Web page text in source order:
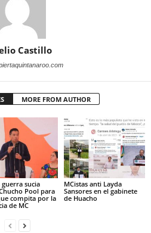
Castillo
MORE FROM AUTHOR
guerra sucia
Pool para
compita por la
de MC
MCistas anti Layda
Sansores en el gabinete
de Huacho